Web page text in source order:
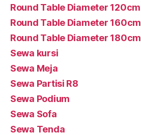
Round Table Diameter 120cm
Round Table Diameter 160cm
Round Table Diameter 180cm
Sewa kursi
Sewa Meja
Sewa Partisi R8
Sewa Podium
Sewa Sofa
Sewa Tenda